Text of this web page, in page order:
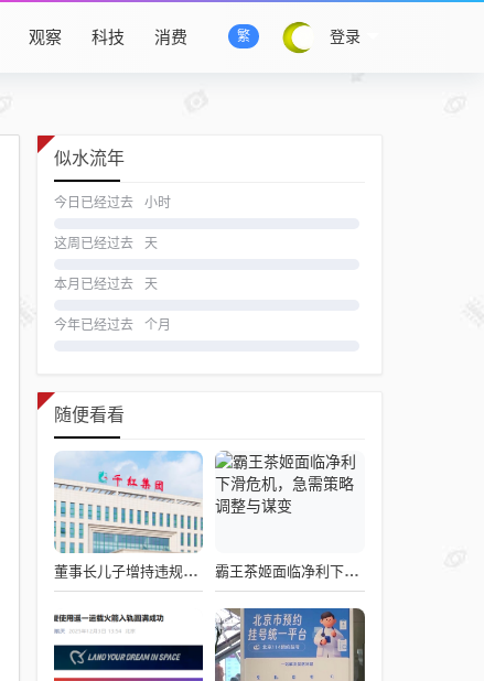
登录
繁
观察 科技 消费
似水流年
今日已经过去 小时
这周已经过去 天
本月已经过去 天
今年已经过去 个月
随便看看
董事长儿子增持违规被罚！千红制药市值128亿，半年净赚2.58亿却踩雷信托5年 霸王茶姬面临净利下滑危机，急需策略调整与谋变